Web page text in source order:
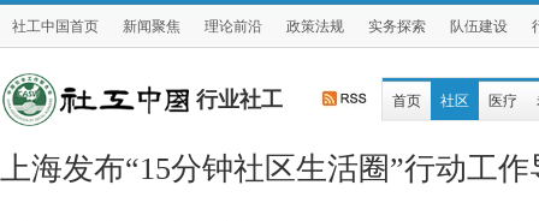
社工中国首页 新闻聚焦 理论前沿 政策法规 实务探索 队伍建设
行业社工 首页 社区 医疗
上海发布“15分钟社区生活圈”行动工